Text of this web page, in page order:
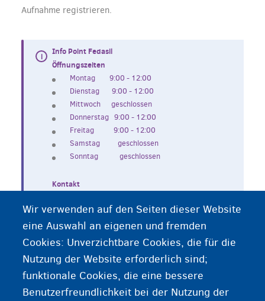
Aufnahme registrieren.
Info Point Fedasil
Öffnungszeiten
Montag 9:00 - 12:00
Dienstag 9:00 - 12:00
Mittwoch geschlossen
Donnerstag 9:00 - 12:00
Freitag 9:00 - 12:00
Samstag geschlossen
Sonntag geschlossen
Kontakt
E-Mail: infopoint@fedasil.be
Adresse: Rue Héger-Bordet 3, 1000 Brussels
Wir verwenden auf den Seiten dieser Website
eine Auswahl an eigenen und fremden
Cookies: Unverzichtbare Cookies, die für die
Nutzung der Website erforderlich sind;
funktionale Cookies, die eine bessere
Benutzerfreundlichkeit bei der Nutzung der